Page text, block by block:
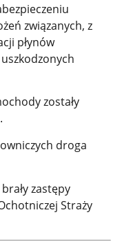
związanych, z
płynów
zostały
droga
zastępy
Straży